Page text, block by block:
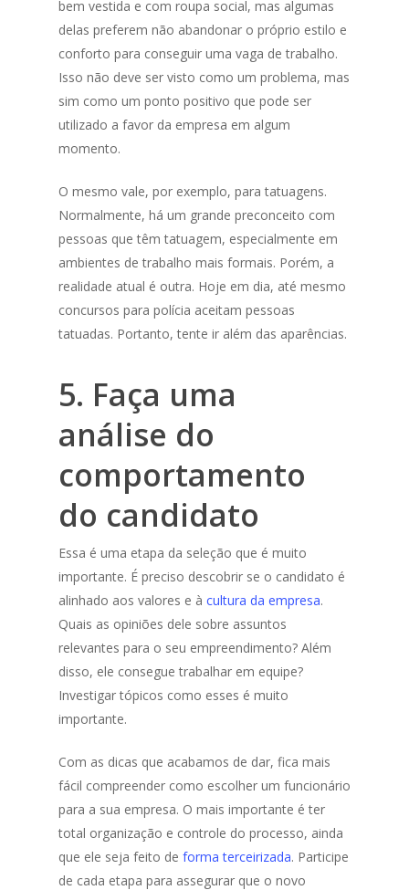
bem vestida e com roupa social, mas algumas
delas preferem não abandonar o próprio estilo e
conforto para conseguir uma vaga de trabalho.
Isso não deve ser visto como um problema, mas
sim como um ponto positivo que pode ser
utilizado a favor da empresa em algum
momento.
O mesmo vale, por exemplo, para tatuagens.
Normalmente, há um grande preconceito com
pessoas que têm tatuagem, especialmente em
ambientes de trabalho mais formais. Porém, a
realidade atual é outra. Hoje em dia, até mesmo
concursos para polícia aceitam pessoas
tatuadas. Portanto, tente ir além das aparências.
5. Faça uma
análise do
comportamento
do candidato
Essa é uma etapa da seleção que é muito
importante. É preciso descobrir se o candidato é
alinhado aos valores e à cultura da empresa.
Quais as opiniões dele sobre assuntos
relevantes para o seu empreendimento? Além
disso, ele consegue trabalhar em equipe?
Investigar tópicos como esses é muito
importante.
Com as dicas que acabamos de dar, fica mais
fácil compreender como escolher um funcionário
para a sua empresa. O mais importante é ter
total organização e controle do processo, ainda
que ele seja feito de forma terceirizada. Participe
de cada etapa para assegurar que o novo